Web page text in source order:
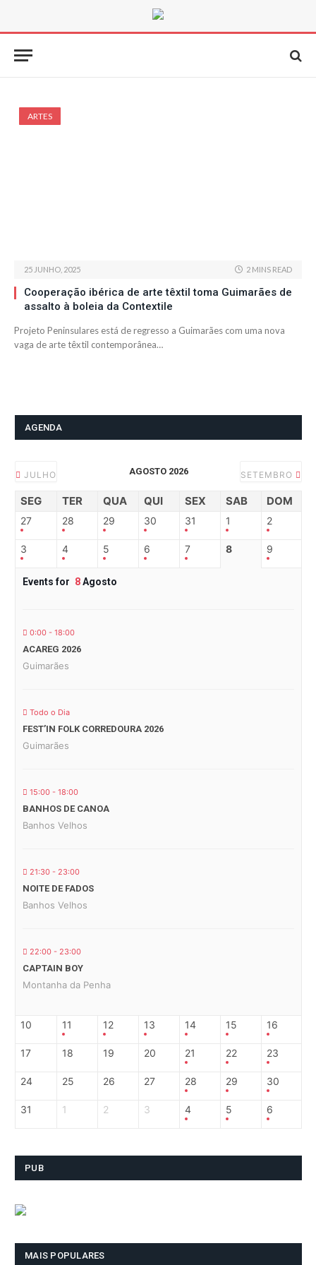
ARTES
25 JUNHO, 2025 2 MINS READ
Cooperação ibérica de arte têxtil toma Guimarães de
assalto à boleia da Contextile
Projeto Peninsulares está de regresso a Guimarães com uma nova
vaga de arte têxtil contemporânea…
AGENDA
JULHO AGOSTO 2026 SETEMBRO
SEG TER QUA QUI SEX SAB DOM
27 28 29 30 31 1 2
3 4 5 6 7 8 9
Events for 8Agosto
0:00 - 18:00
ACAREG 2026
Guimarães
Todo o Dia
FEST’IN FOLK CORREDOURA 2026
Guimarães
15:00 - 18:00
BANHOS DE CANOA
Banhos Velhos
21:30 - 23:00
NOITE DE FADOS
Banhos Velhos
22:00 - 23:00
CAPTAIN BOY
Montanha da Penha
10 11 12 13 14 15 16
17 18 19 20 21 22 23
24 25 26 27 28 29 30
31 1 2 3 4 5 6
PUB
MAIS POPULARES